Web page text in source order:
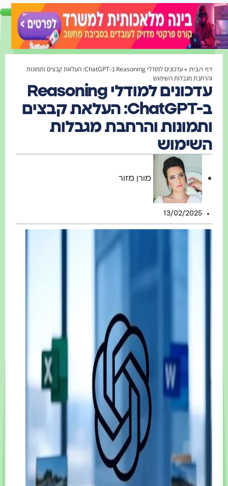
דף הבית»
עדכונים למודלי Reasoning ב-ChatGPT: העלאת קבצים ותמונות
והרחבת מגבלות השימוש
עדכונים למודלי Reasoning
ב-ChatGPT: העלאת קבצים
ותמונות והרחבת מגבלות
השימוש
מורן מזור
13/02/2025